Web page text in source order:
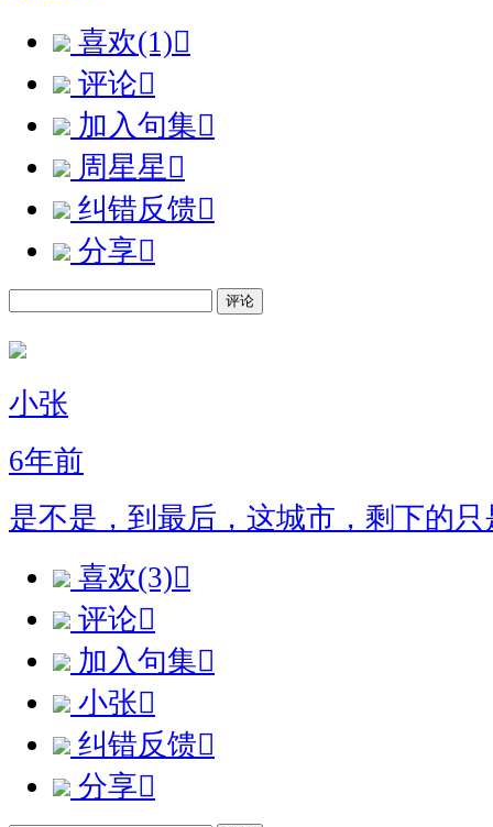
喜欢(1)
评论
加入句集
周星星
纠错反馈
分享
评论
小张
6年前
是不是，到最后，这城市，剩下的
喜欢(3)
评论
加入句集
小张
纠错反馈
分享